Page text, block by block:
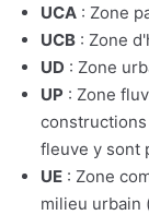
UCA : Zone
UCB : Zone
UD : Zone
UP : Zone
fleuve y sont
UE : Zone
milieu urbain